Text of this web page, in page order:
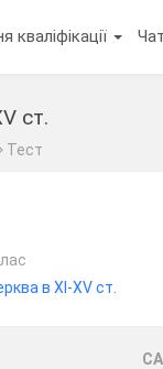
кваліфікації
ст.
Тест
в ХІ-ХV ст.